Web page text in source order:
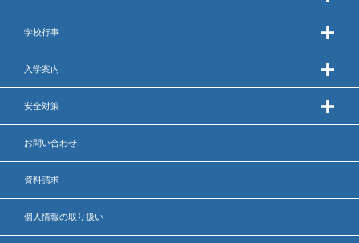
学校行事
入学案内
安全対策
お問い合わせ
資料請求
個人情報の取り扱い
体育と食育
クラブ活動
百合学院小学校の一日